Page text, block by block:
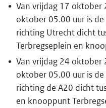
Van vrijdag 17 oktober
oktober 05.00 uur is
richting Utrecht dicht
Terbregseplein en
Van vrijdag 24 oktober
oktober 05.00 uur is
richting de A20 dicht
en knooppunt